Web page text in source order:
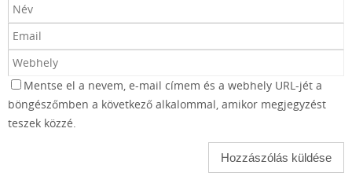
Mentse el a nevem, e-mail címem és a webhely URL-jét a
böngészőmben a következő alkalommal, amikor megjegyzést
teszek közzé.